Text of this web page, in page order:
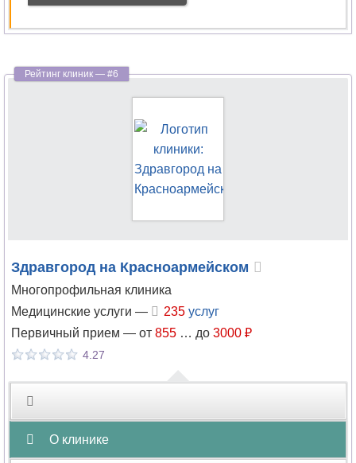
Здравгород на Красноармейском
Многопрофильная клиника
Медицинские услуги —
235 услуг
Первичный прием — от 855 … до 3000 ₽
4.27
О клинике